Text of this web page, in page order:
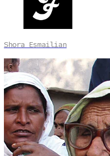
Shora Esmailian